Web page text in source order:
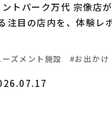
トパーク万代 宗像店
注目の店内を、体験レ
ーズメント施設 お出かけ